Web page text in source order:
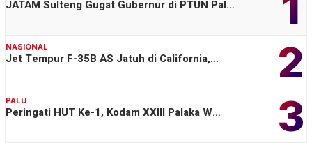
JATAM Sulteng Gugat Gubernur di PTUN Pal…
2
NASIONAL
Jet Tempur F-35B AS Jatuh di California,…
3
PALU
Peringati HUT Ke-1, Kodam XXIII Palaka W…